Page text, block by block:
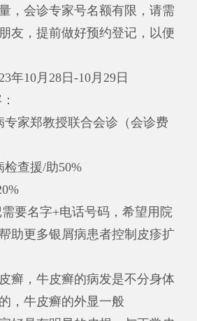
，会诊专家号名额有限，请需
友，提前做好预约登记，以便
10月28日-10月29日
家郑教授联合会诊（会诊费
查援/助50%
名字+电话号码，希望用院
助更多银屑病患者控制皮疹扩
，牛皮癣的病发是不分身体
，牛皮癣的外显一般